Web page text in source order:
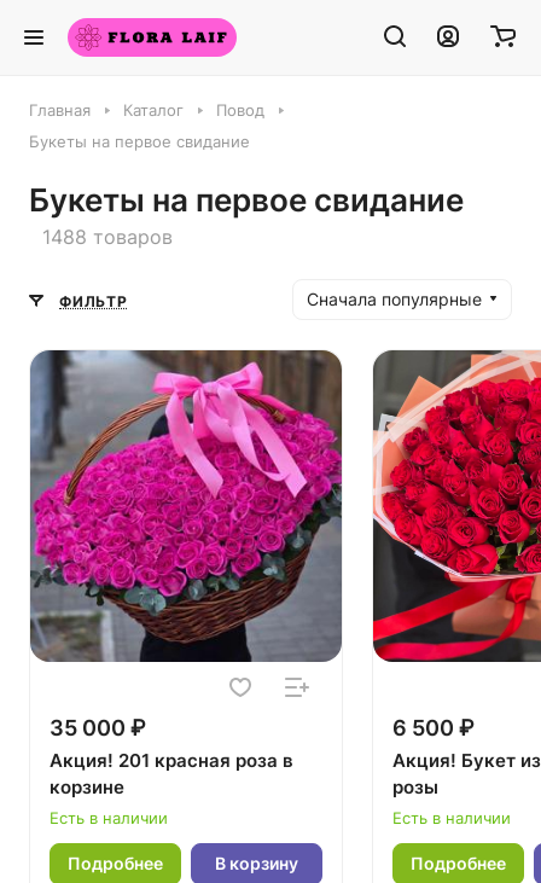
Главная Каталог
Повод
Букеты на первое свидание
Букеты на первое свидание
1488 товаров
ФИЛЬТР Сначала популярные
35 000 ₽
Акция! 201 красная роза в
корзине
Есть в наличии
Подробнее В корзину
6 500 ₽
Акция! Букет
розы
Есть в наличии
Подробнее